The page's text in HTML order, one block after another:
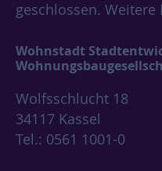
geschlossen. Weitere
Wohnstadt
Wolfsschlucht 18
34117 Kassel
Tel.: 0561 1001-0